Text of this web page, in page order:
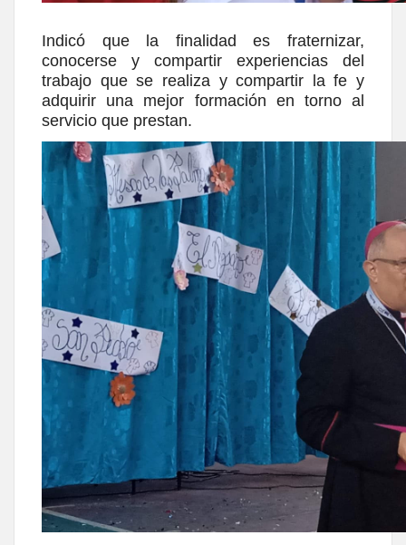
Indicó que la finalidad es fraternizar,
conocerse y compartir experiencias del
trabajo que se realiza y compartir la fe y
adquirir una mejor formación en torno al
servicio que prestan.